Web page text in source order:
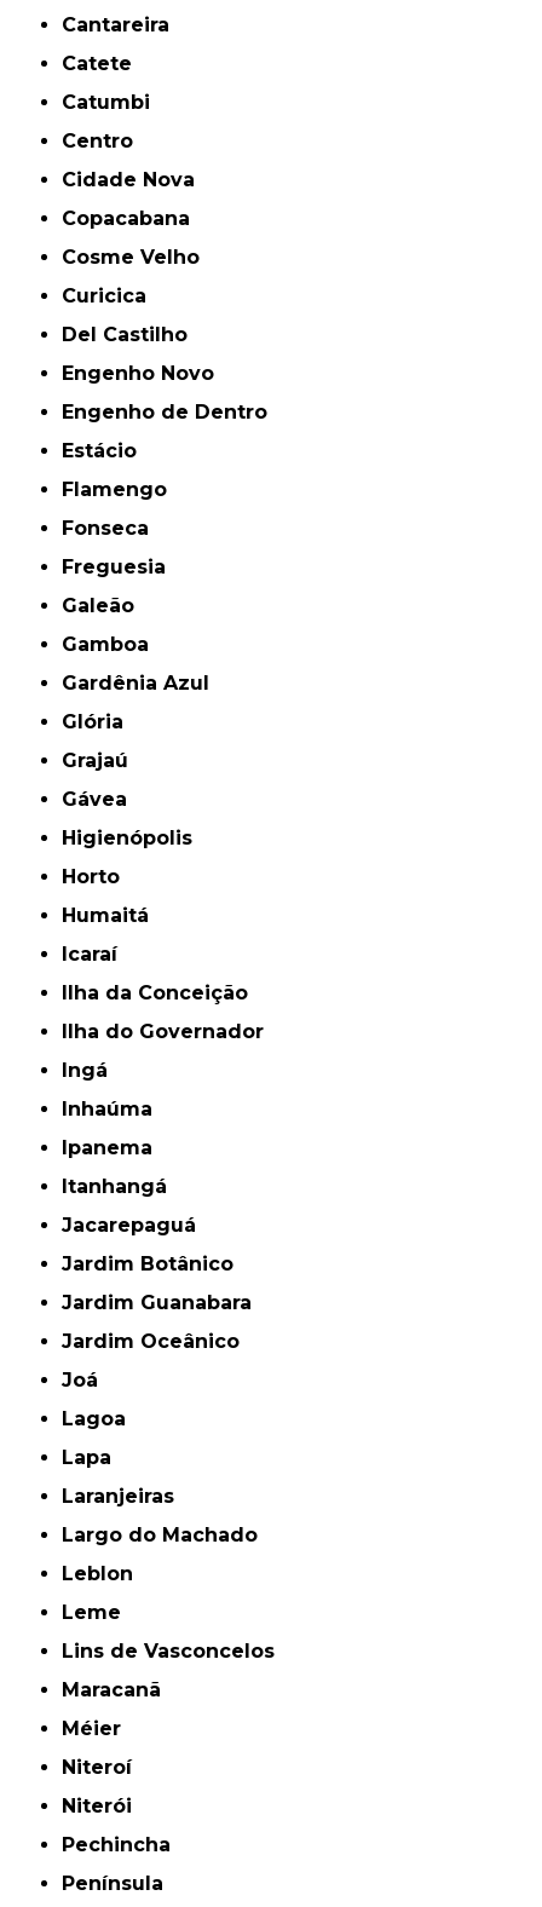
Cantareira
Catete
Catumbi
Centro
Cidade Nova
Copacabana
Cosme Velho
Curicica
Del Castilho
Engenho Novo
Engenho de Dentro
Estácio
Flamengo
Fonseca
Freguesia
Galeão
Gamboa
Gardênia Azul
Glória
Grajaú
Gávea
Higienópolis
Horto
Humaitá
Icaraí
Ilha da Conceição
Ilha do Governador
Ingá
Inhaúma
Ipanema
Itanhangá
Jacarepaguá
Jardim Botânico
Jardim Guanabara
Jardim Oceânico
Joá
Lagoa
Lapa
Laranjeiras
Largo do Machado
Leblon
Leme
Lins de Vasconcelos
Maracanã
Méier
Niteroí
Niterói
Pechincha
Península